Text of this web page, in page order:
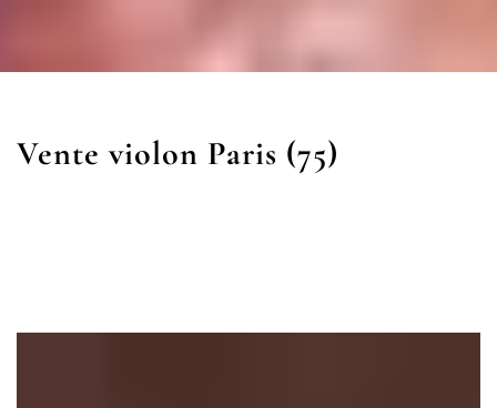
Vente violon Paris (75)